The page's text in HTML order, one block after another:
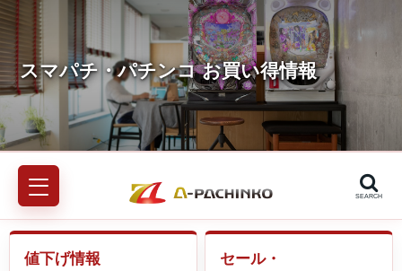
SEARCH
値下げ情報
セール・